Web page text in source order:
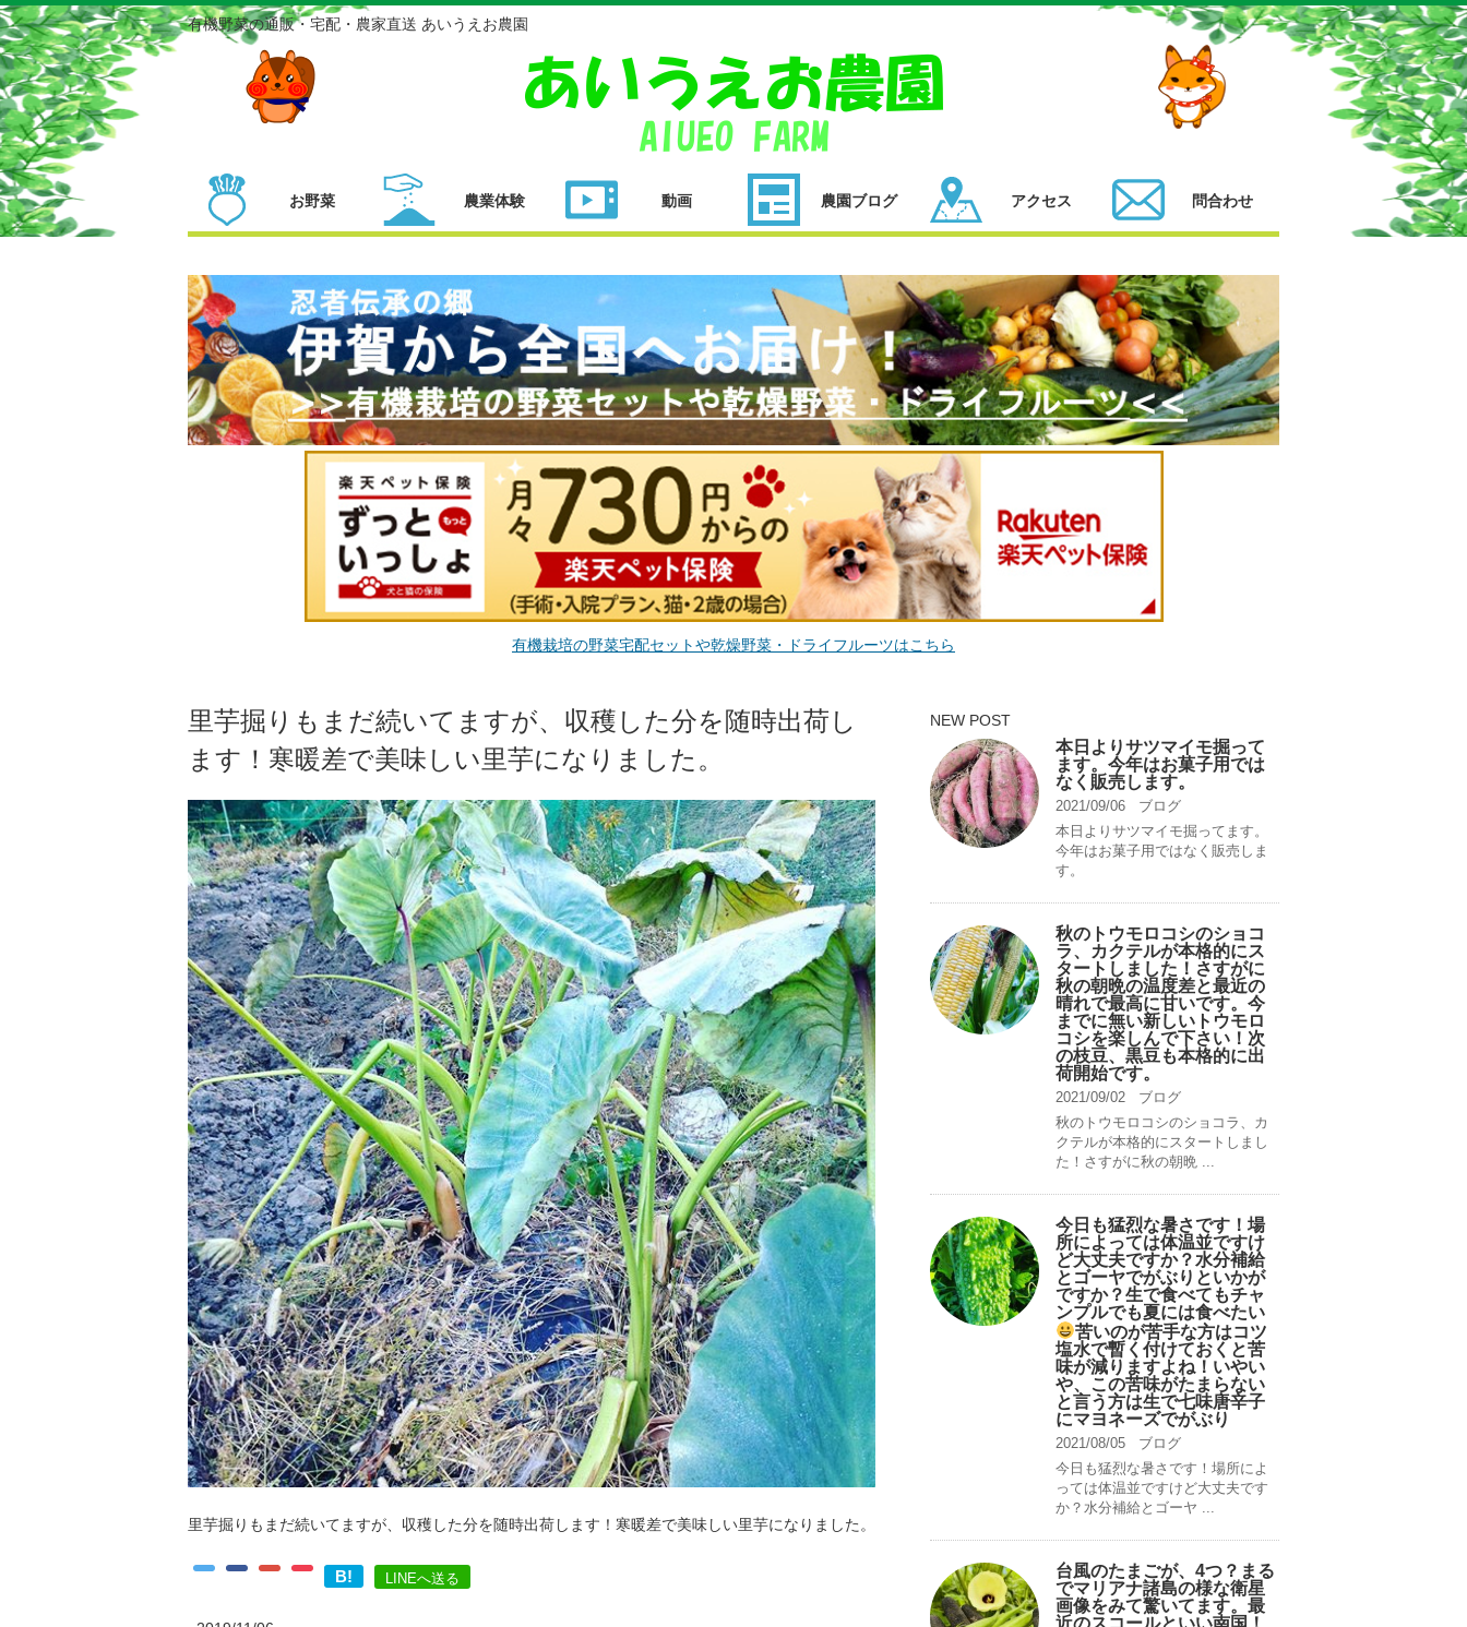
有機野菜の通販・宅配・農家直送 あいうえお農園
お野菜 農業体験 動画 農園ブログ アクセス 問合わせ
有機栽培の野菜宅配セットや乾燥野菜・ドライフルーツはこちら
里芋掘りもまだ続いてますが、収穫した分を随時出荷し
ます！寒暖差で美味しい里芋になりました。
里芋掘りもまだ続いてますが、収穫した分を随時出荷します！寒暖差で美味しい里芋になりました。
B! LINEへ送る
NEW POST
本日よりサツマイモ掘って
ます。今年はお菓子用では
なく販売します。
2021/09/06
ブログ
本日よりサツマイモ掘ってます。
今年はお菓子用ではなく販売しま
す。
秋のトウモロコシのショコ
ラ、カクテルが本格的にス
タートしました！さすがに
秋の朝晩の温度差と最近の
晴れで最高に甘いです。今
までに無い新しいトウモロ
コシを楽しんで下さい！次
の枝豆、黒豆も本格的に出
荷開始です。
2021/09/02
ブログ
秋のトウモロコシのショコラ、カ
クテルが本格的にスタートしまし
た！さすがに秋の朝晩 ...
今日も猛烈な暑さです！場
所によっては体温並ですけ
ど大丈夫ですか？水分補給
とゴーヤでがぶりといかが
ですか？生で食べてもチャ
ンプルでも夏には食べたい
苦いのが苦手な方はコツ
塩水で暫く付けておくと苦
味が減りますよね！いやい
や、この苦味がたまらない
と言う方は生で七味唐辛子
にマヨネーズでがぶり
2021/08/05
ブログ
今日も猛烈な暑さです！場所によ
っては体温並ですけど大丈夫です
か？水分補給とゴーヤ ...
台風のたまごが、4つ？まる
でマリアナ諸島の様な衛星
画像をみて驚いてます。最
近のスコールといい南国！